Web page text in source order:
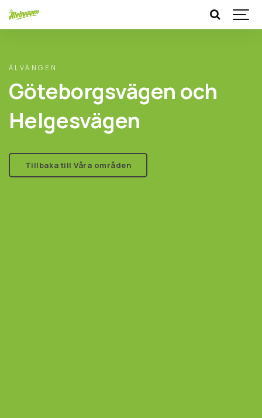
ÄLVÄNGEN
Göteborgsvägen och
Helgesvägen
Tillbaka till Våra områden